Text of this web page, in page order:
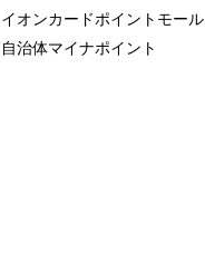
イオンカードポイントモール
自治体マイナポイント